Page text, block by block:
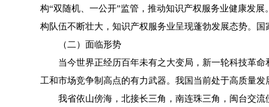
构“双随机、一公开”监管，推动知识产权服务业健康发
构队伍不断壮大，知识产权服务业呈现蓬勃发展态势。
（二）面临形势
当今世界正经历百年未有之大变局，新一轮科技革命
工和市场竞争制高点的有力武器。我国当前处于高质量
我省依山傍海，北接长三角，南连珠三角，闽台交流